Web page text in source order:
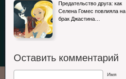
Предательство друга: как
Селена Гомес повлияла на
брак Джастина…
Оставить комментарий
Имя